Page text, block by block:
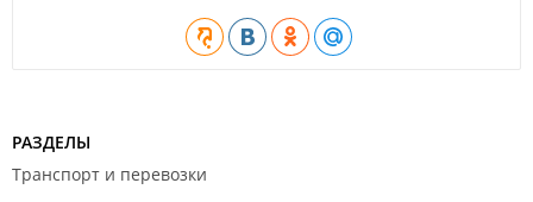
РАЗДЕЛЫ
Транспорт и перевозки